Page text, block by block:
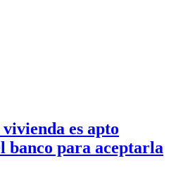
es apto
banco para aceptarla